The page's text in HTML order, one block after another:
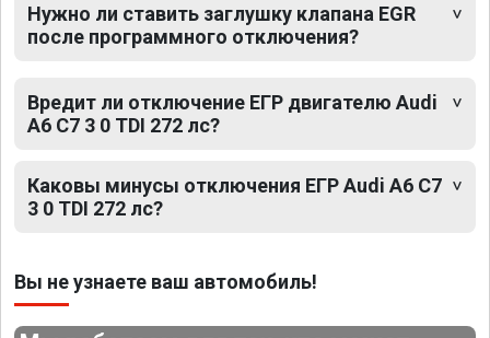
Нужно ли ставить заглушку клапана EGR
после программного отключения?
Вредит ли отключение ЕГР двигателю Audi
A6 C7 3 0 TDI 272 лс?
Каковы минусы отключения ЕГР Audi A6 C7
3 0 TDI 272 лс?
Вы не узнаете ваш автомобиль!